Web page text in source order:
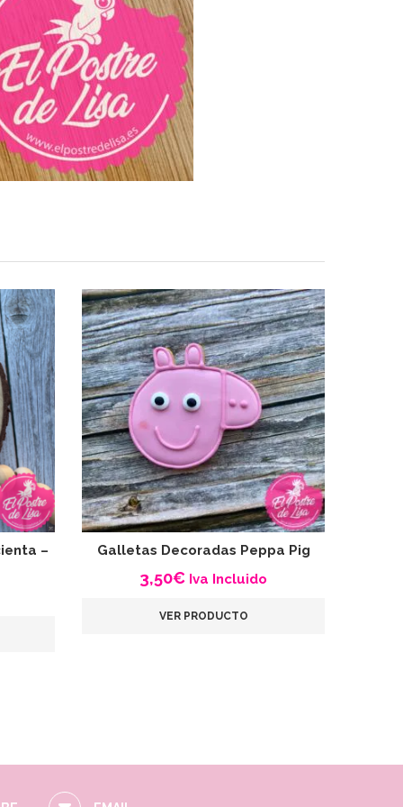
– Galletas Decoradas Peppa Pig
3,50€ Iva Incluido
VER PRODUCTO